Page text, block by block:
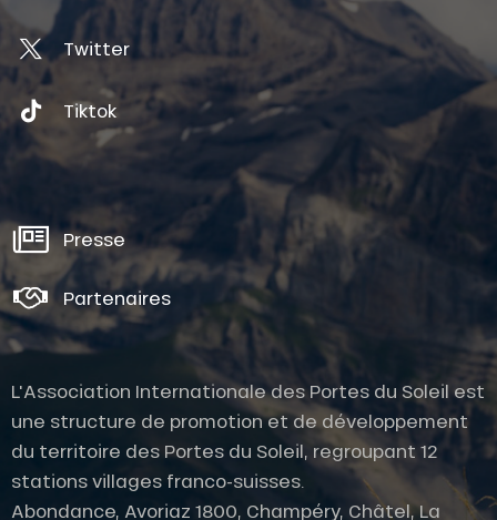
Twitter
Tiktok
Presse
Partenaires
L'Association Internationale des Portes du Soleil est
une structure de promotion et de développement
du territoire des Portes du Soleil, regroupant 12
stations villages franco-suisses.
Abondance, Avoriaz 1800, Champéry, Châtel, La